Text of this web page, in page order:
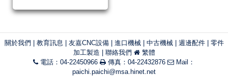
關於我們 教育訊息 友嘉CNC設備| 進口機械| 中古機械| 週邊配件| 零件
加工製造
聯絡我們
繁體
電話：04-22450966
傳真：04-22432876
Mail：
paichi.paichi@msa.hinet.net